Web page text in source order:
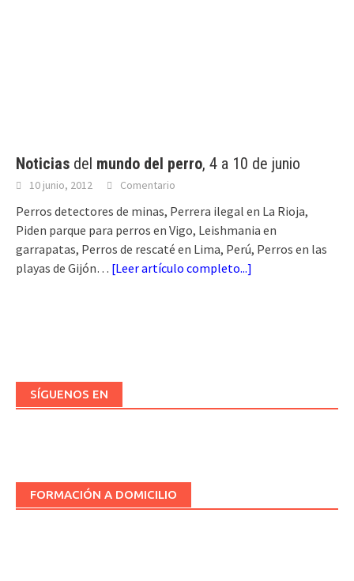
Noticias del mundo del perro, 4 a 10 de junio
10 junio, 2012 Comentario
Perros detectores de minas, Perrera ilegal en La Rioja,
Piden parque para perros en Vigo, Leishmania en
garrapatas, Perros de rescaté en Lima, Perú, Perros en las
playas de Gijón… [Leer artículo completo...]
SÍGUENOS EN
FORMACIÓN A DOMICILIO